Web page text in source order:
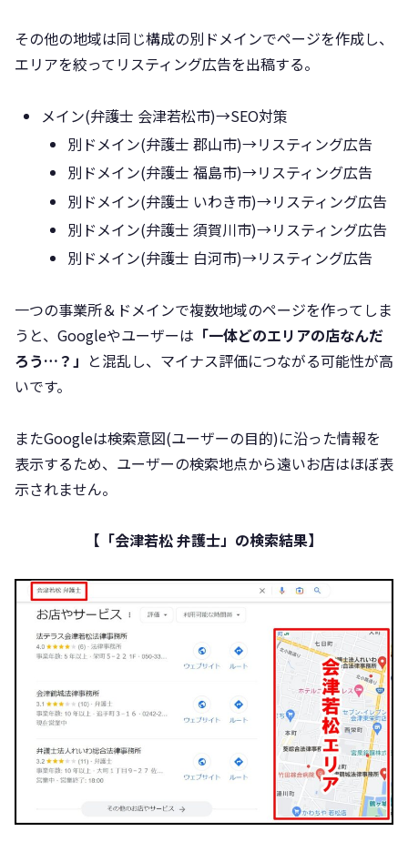
その他の地域は同じ構成の別ドメインでページを作成し、
エリアを絞ってリスティング広告を出稿する。
メイン(弁護士 会津若松市)→SEO対策
別ドメイン(弁護士 郡山市)→リスティング広告
別ドメイン(弁護士 福島市)→リスティング広告
別ドメイン(弁護士 いわき市)→リスティング広告
別ドメイン(弁護士 須賀川市)→リスティング広告
別ドメイン(弁護士 白河市)→リスティング広告
一つの事業所＆ドメインで複数地域のページを作ってしま
うと、Googleやユーザーは 「一体どのエリアの店なんだ
ろう…？」 と混乱し、マイナス評価につながる可能性が高
いです。
またGoogleは検索意図(ユーザーの目的)に沿った情報を
表示するため、ユーザーの検索地点から遠いお店はほぼ表
示されません。
【「会津若松 弁護士」の検索結果】